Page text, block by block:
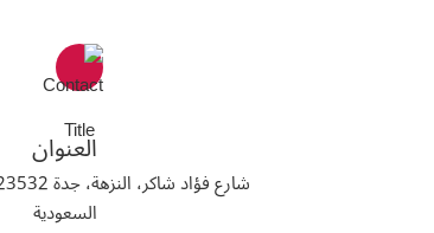
العنوان
السعودية